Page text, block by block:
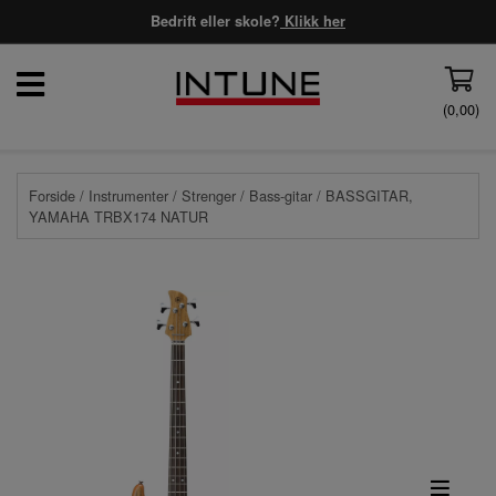
Bedrift eller skole? Klikk her
(0,00)
Forside / Instrumenter / Strenger / Bass-gitar / BASSGITAR,
YAMAHA TRBX174 NATUR